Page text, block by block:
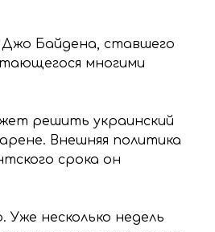
Байдена, ставшего
многими
решить украинский
Внешняя политика
срока он
несколько недель